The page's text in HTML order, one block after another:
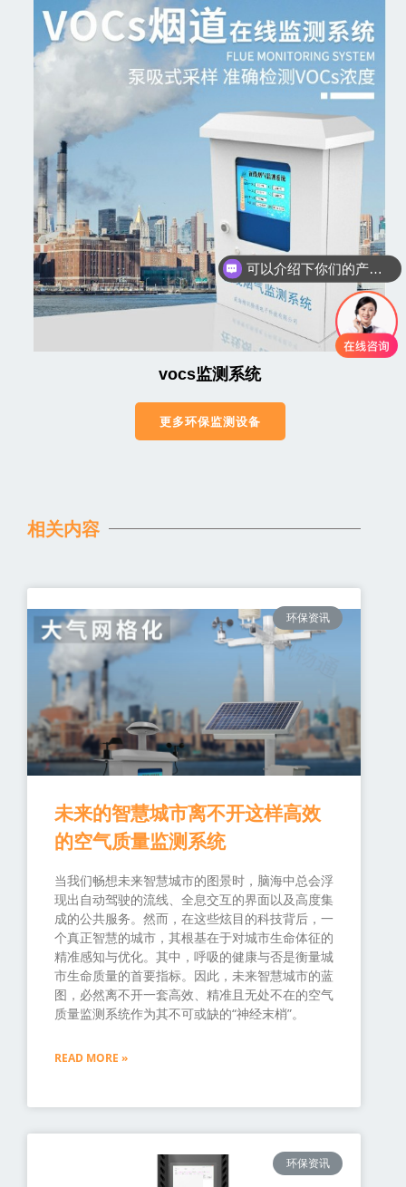
vocs监测系统
更多环保监测设备
相关内容
环保资讯
未来的智慧城市离不开这样高效
的空气质量监测系统
当我们畅想未来智慧城市的图景时，脑海中总会浮
现出自动驾驶的流线、全息交互的界面以及高度集
成的公共服务。然而，在这些炫目的科技背后，一
个真正智慧的城市，其根基在于对城市生命体征的
精准感知与优化。其中，呼吸的健康与否是衡量城
市生命质量的首要指标。因此，未来智慧城市的蓝
图，必然离不开一套高效、精准且无处不在的空气
质量监测系统作为其不可或缺的“神经末梢”。
READ MORE »
环保资讯
可以介绍下你们的产品么
你们是怎么收费的呢